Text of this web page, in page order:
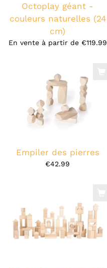
Octoplay géant -
couleurs naturelles (24
cm)
En vente à partir de €119.99
Empiler des pierres
€42.99